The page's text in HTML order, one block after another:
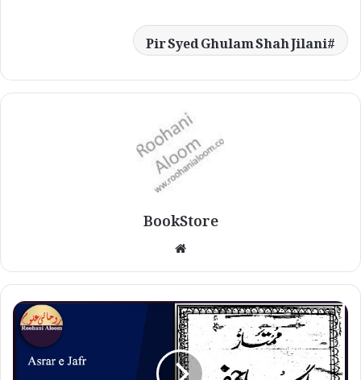
Pir Syed Ghulam Shah Jilani
BookStore
e
b
s
t
e